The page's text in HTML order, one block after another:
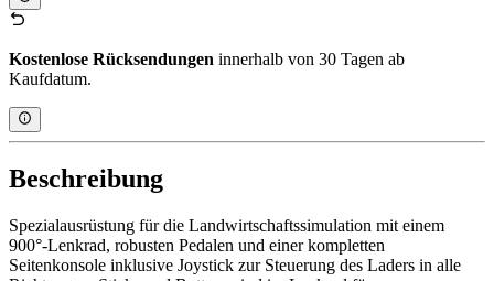
Kostenlose Rücksendungen innerhalb von 30 Tagen ab
Kaufdatum.
Beschreibung
Spezialausrüstung für die Landwirtschaftssimulation mit einem
900°-Lenkrad, robusten Pedalen und einer kompletten
Seitenkonsole inklusive Joystick zur Steuerung des Laders in alle